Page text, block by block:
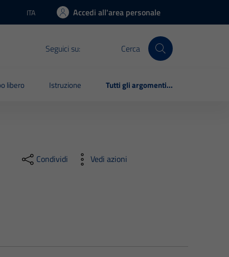
Lingua attiva:
ITA Accedi all'area personale
Seguici su: Cerca
libero Istruzione Tutti gli argomenti...
Condividi Vedi azioni